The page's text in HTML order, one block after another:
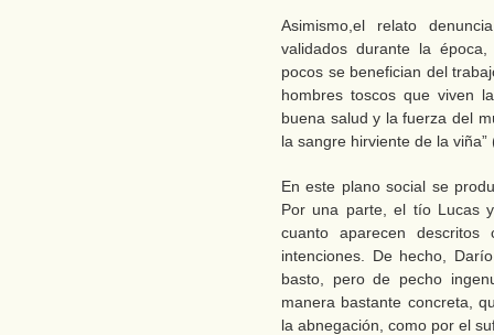
Asimismo,el relato
validados durante la
pocos se benefician del
hombres toscos que viven
buena salud y la fuerza del
la sangre hirviente de la
En este plano social se
Por una parte, el tío Lucas
cuanto aparecen
intenciones. De hecho,
basto, pero de pecho
manera bastante concreta,
la abnegación, como por el